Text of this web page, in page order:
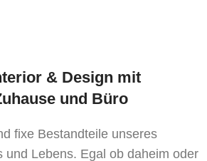
& Design mit
und Büro
fixe Bestandteile unseres
und Lebens. Egal ob daheim oder